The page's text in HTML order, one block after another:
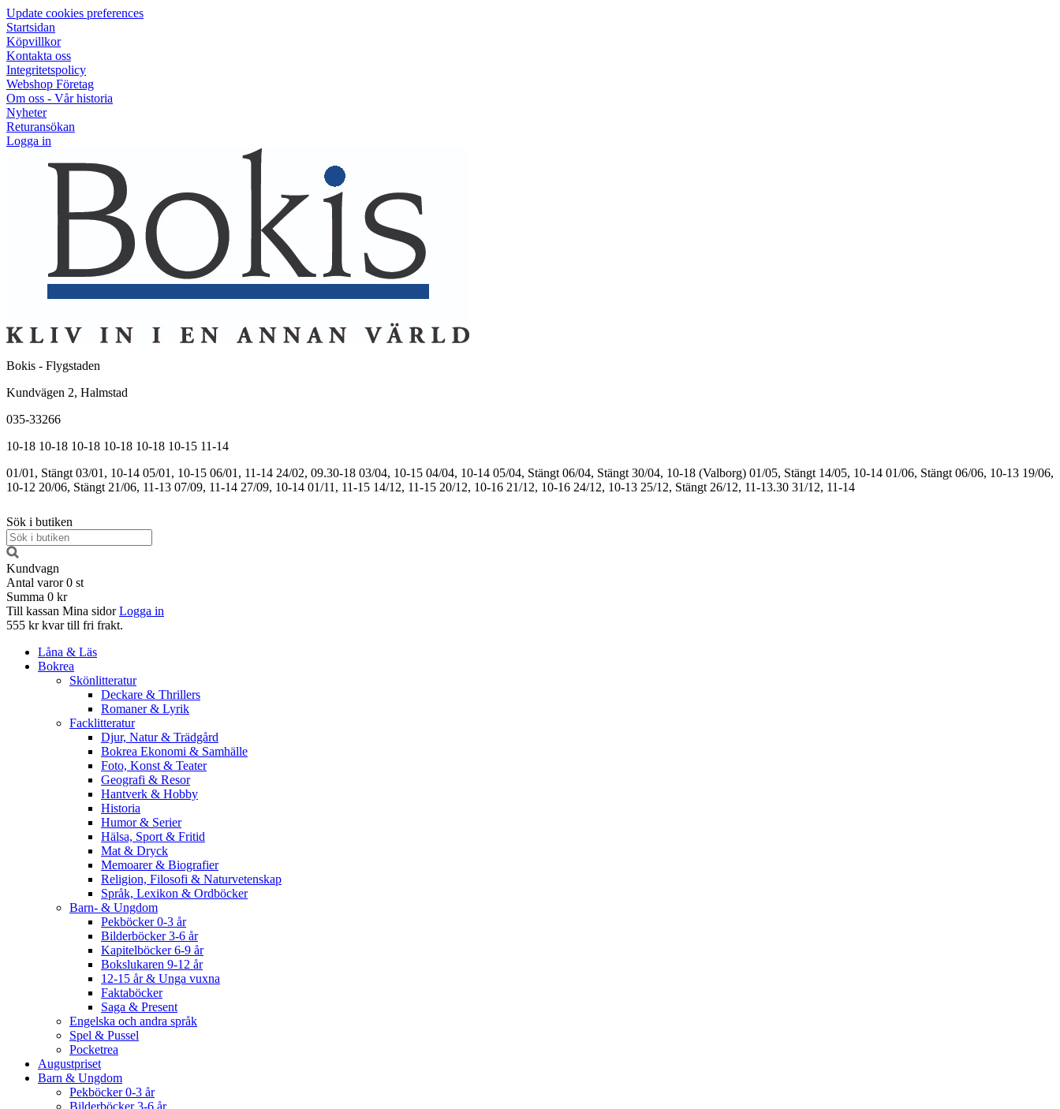
Update cookies preferences
Startsidan
Köpvillkor
Kontakta oss
Integritetspolicy
Webshop Företag
Om oss - Vår historia
Nyheter
Returansökan
Logga in
Bokis - Flygstaden
Kundvägen 2, Halmstad
035-33266
10-18 10-18 10-18 10-18 10-18 10-15 11-14
01/01, Stängt 03/01, 10-14 05/01, 10-15 06/01, 11-14 24/02, 09.30-18 03/04, 10-15 04/04, 10-14 05/04, Stängt 06/04, Stängt 30/04, 10-18 (Valborg) 01/05, Stängt 14/05, 10-14 01/06, Stängt 06/06, 10-13 19/06,
10-12 20/06, Stängt 21/06, 11-13 07/09, 11-14 27/09, 10-14 01/11, 11-15 14/12, 11-15 20/12, 10-16 21/12, 10-16 24/12, 10-13 25/12, Stängt 26/12, 11-13.30 31/12, 11-14
Sök i butiken
Kundvagn
Antal varor 0 st
Summa 0 kr
Till kassan Mina sidor Logga in
555 kr kvar till fri frakt.
Låna & Läs
Bokrea
Skönlitteratur
Deckare & Thrillers
Romaner & Lyrik
Facklitteratur
Djur, Natur & Trädgård
Bokrea Ekonomi & Samhälle
Foto, Konst & Teater
Geografi & Resor
Hantverk & Hobby
Historia
Humor & Serier
Hälsa, Sport & Fritid
Mat & Dryck
Memoarer & Biografier
Religion, Filosofi & Naturvetenskap
Språk, Lexikon & Ordböcker
Barn- & Ungdom
Pekböcker 0-3 år
Bilderböcker 3-6 år
Kapitelböcker 6-9 år
Bokslukaren 9-12 år
12-15 år & Unga vuxna
Faktaböcker
Saga & Present
Engelska och andra språk
Spel & Pussel
Pocketrea
Augustpriset
Barn & Ungdom
Pekböcker 0-3 år
Bilderböcker 3-6 år